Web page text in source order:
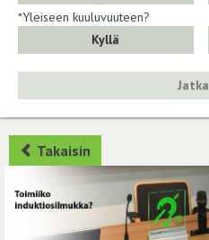
*Yleiseen kuuluvuuteen?
Kyllä
Jatka
Takaisin